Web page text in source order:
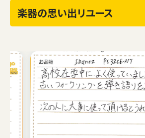
楽器の思い出リユース